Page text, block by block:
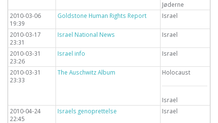
Jøderne
2010-03-06
19:39
Goldstone Human Rights Report Israel
2010-03-17
23:31
Israel National News Israel
2010-03-31
23:26
Israel info Israel
2010-03-31
23:33
The Auschwitz Album Holocaust
Israel
2010-04-24
22:45
Israels genoprettelse Israel